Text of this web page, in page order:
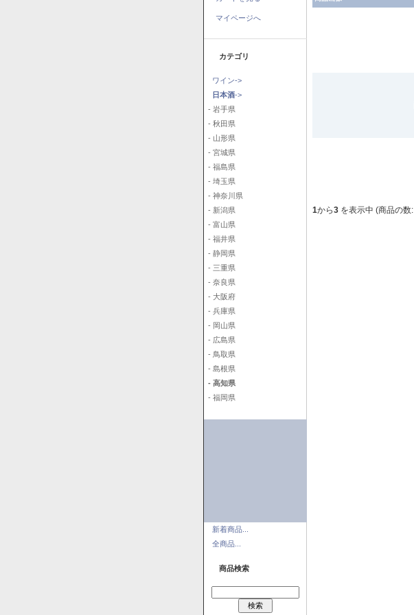
マイページへ
カテゴリ
ワイン->
日本酒->
- 岩手県
- 秋田県
- 山形県
- 宮城県
- 福島県
- 埼玉県
- 神奈川県
- 新潟県
- 富山県
- 福井県
- 静岡県
- 三重県
- 奈良県
- 大阪府
- 兵庫県
- 岡山県
- 広島県
- 鳥取県
- 島根県
- 高知県
- 福岡県
新着商品...
全商品...
商品検索
1から3 を表示中 (商品の数: